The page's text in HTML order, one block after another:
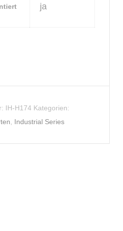
ja
IH-H174 Kategorien:
Industrial Series